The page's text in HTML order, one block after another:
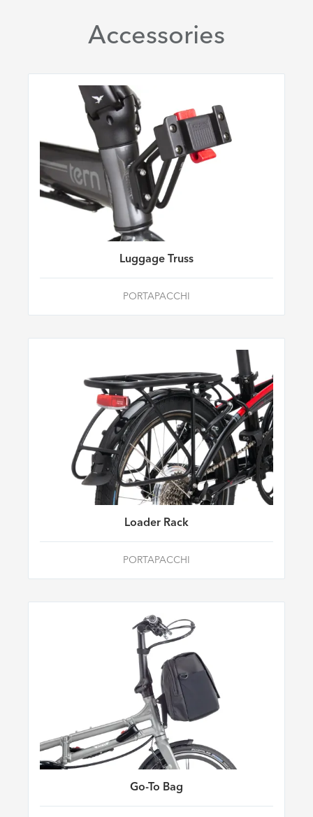
Accessories
Luggage Truss
PORTAPACCHI
Loader Rack
PORTAPACCHI
Go-To Bag